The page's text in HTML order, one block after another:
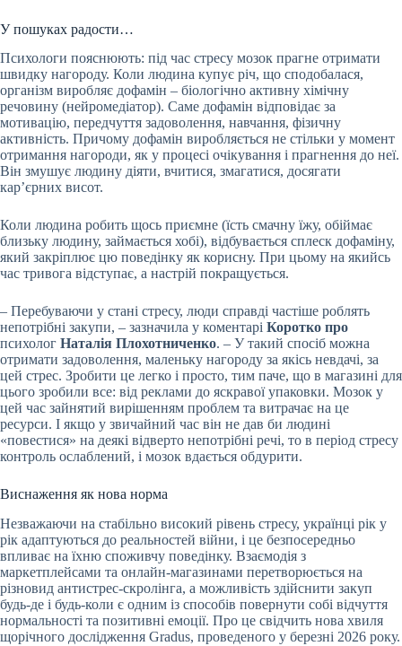
У пошуках радости…
Психологи пояснюють: під час стресу мозок прагне отримати
швидку нагороду. Коли людина купує річ, що сподобалася,
організм виробляє дофамін – біологічно активну хімічну
речовину (нейромедіатор). Саме дофамін відповідає за
мотивацію, передчуття задоволення, навчання, фізичну
активність. Причому дофамін виробляється не стільки у момент
отримання нагороди, як у процесі очікування і прагнення до неї.
Він змушує людину діяти, вчитися, змагатися, досягати
кар’єрних висот.
Коли людина робить щось приємне (їсть смачну їжу, обіймає
близьку людину, займається хобі), відбувається сплеск дофаміну,
який закріплює цю поведінку як корисну. При цьому на якийсь
час тривога відступає, а настрій покращується.
– Перебуваючи у стані стресу, люди справді частіше роблять
непотрібні закупи, – зазначила у коментарі Коротко про
психолог Наталія Плохотниченко. – У такий спосіб можна
отримати задоволення, маленьку нагороду за якісь невдачі, за
цей стрес. Зробити це легко і просто, тим паче, що в магазині для
цього зробили все: від реклами до яскравої упаковки. Мозок у
цей час зайнятий вирішенням проблем та витрачає на це
ресурси. І якщо у звичайний час він не дав би людині
«повестися» на деякі відверто непотрібні речі, то в період стресу
контроль ослаблений, і мозок вдається обдурити.
Виснаження як нова норма
Незважаючи на стабільно високий рівень стресу, українці рік у
рік адаптуються до реальностей війни, і це безпосередньо
впливає на їхню споживчу поведінку. Взаємодія з
маркетплейсами та онлайн-магазинами перетворюється на
різновид антистрес-скролінга, а можливість здійснити закуп
будь-де і будь-коли є одним із способів повернути собі відчуття
нормальності та позитивні емоції. Про це свідчить нова хвиля
щорічного дослідження Gradus, проведеного у березні 2026 року.